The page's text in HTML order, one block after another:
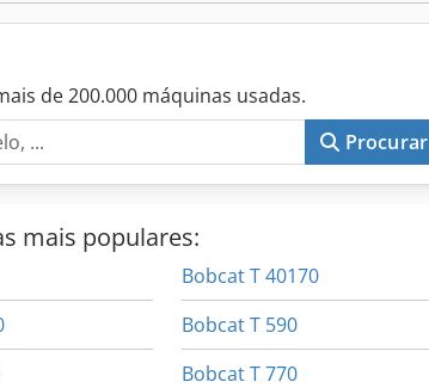
de 200.000 máquinas usadas.
Procurar
mais populares:
Bobcat T 40170
Bobcat T 590
Bobcat T 770